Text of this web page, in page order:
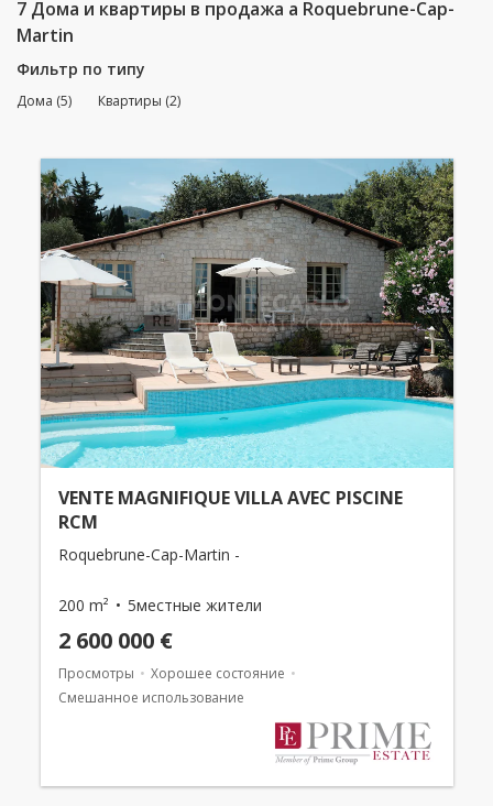
7 Дома и квартиры в продажа a Roquebrune-Cap-
Martin
Фильтр по типу
Дома (5) Квартиры (2)
VENTE MAGNIFIQUE VILLA AVEC PISCINE
RCM
Roquebrune-Cap-Martin -
200 m² 5местные жители
2 600 000 €
Просмотры
Хорошее состояние
Смешанное использование